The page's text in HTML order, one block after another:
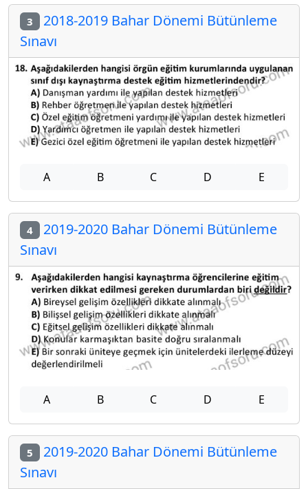
3 2018-2019 Bahar Dönemi Bütünleme
Sınavı
A B C D E
4 2019-2020 Bahar Dönemi Bütünleme
Sınavı
A B C D E
5 2019-2020 Bahar Dönemi Bütünleme
Sınavı